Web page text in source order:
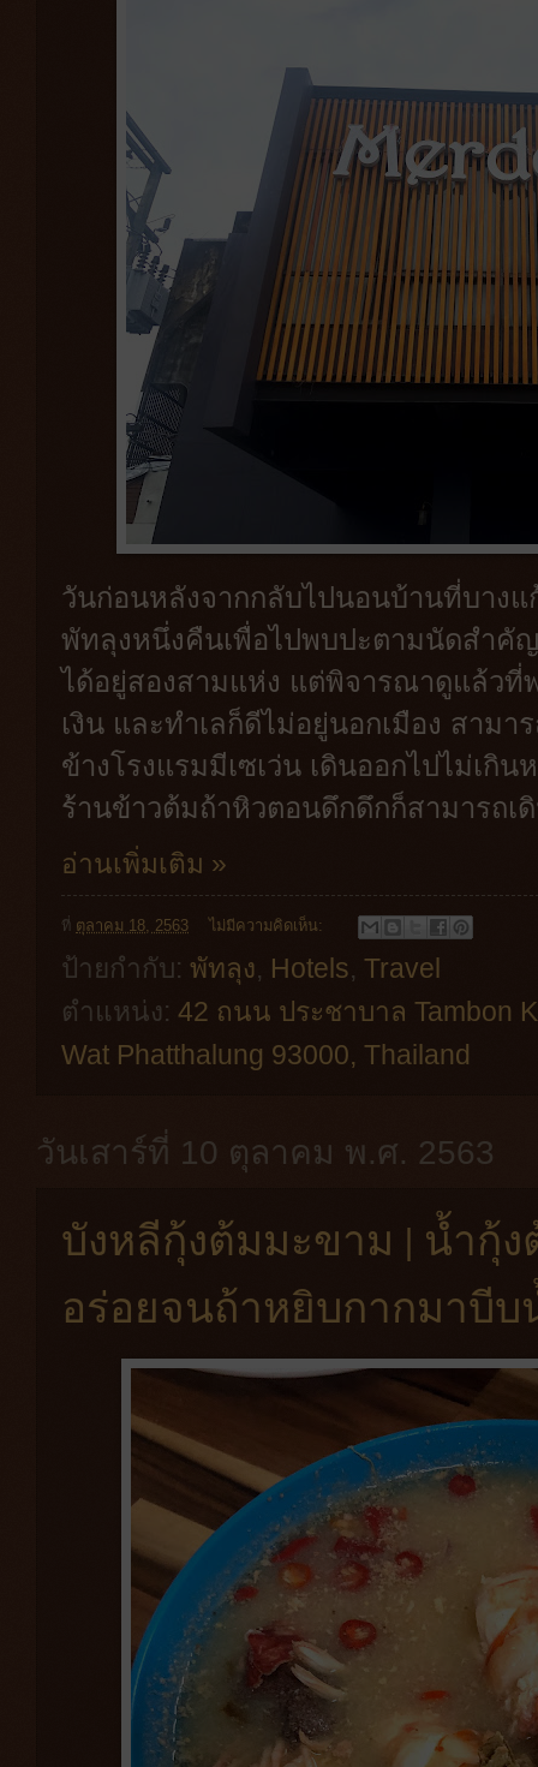
วันก่อนหลังจากกลับไปนอนบ้านที่บางแ
พัทลุงหนึ่งคืนเพื่อไปพบปะตามนัดสำคั
ได้อยู่สองสามแห่ง แต่พิจารณาดูแล้วที่
เงิน และทำเลก็ดีไม่อยู่นอกเมือง สาม
ข้างโรงแรมมีเซเว่น เดินออกไปไม่เกิ
ร้านข้าวต้มถ้าหิวตอนดึกดึกก็สามารถเ
อ่านเพิ่มเติม »
ที่ ตุลาคม 18, 2563 ไม่มีความคิดเห็น:
ป้ายกำกับ: พัทลุง, Hotels, Travel
ตำแหน่ง: 42 ถนน ประชาบาล Tambon
Wat Phatthalung 93000, Thailand
วันเสาร์ที่ 10 ตุลาคม พ.ศ. 2563
บังหลีกุ้งต้มมะขาม | น้ำกุ้
อร่อยจนถ้าหยิบกากมาบี